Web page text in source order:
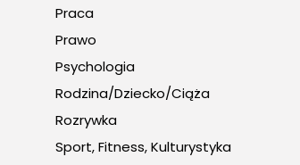
Praca
Prawo
Psychologia
Rodzina/Dziecko/Ciąża
Rozrywka
Sport, Fitness, Kulturystyka